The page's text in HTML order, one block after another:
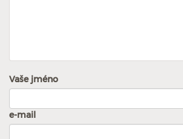
Vaše jméno
e-mail